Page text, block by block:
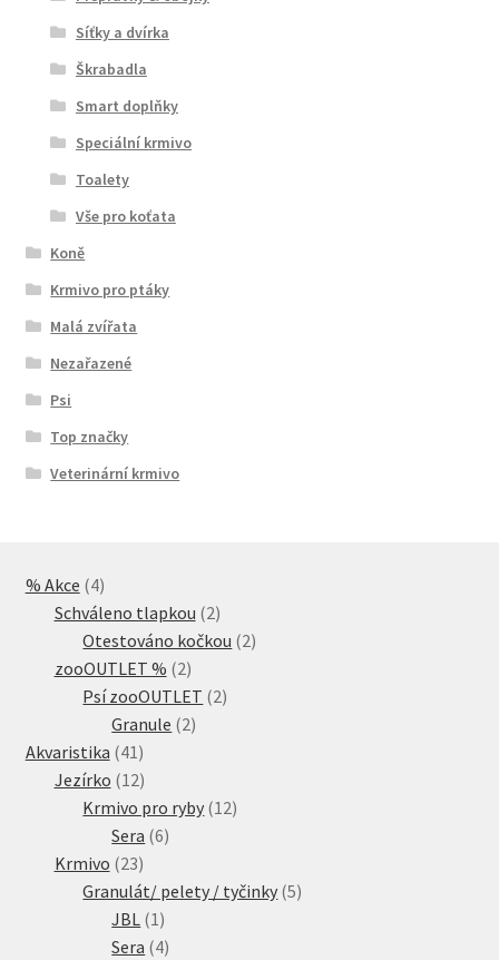
Síťky a dvírka
Škrabadla
Smart doplňky
Speciální krmivo
Toalety
Vše pro koťata
Koně
Krmivo pro ptáky
Malá zvířata
Nezařazené
Psi
Top značky
Veterinární krmivo
% Akce 44
produkty
Schváleno tlapkou 22
produkty
Otestováno kočkou 22
zooOUTLET % 22
produkty
Psí zooOUTLET 22
Granule 22
Akvaristika 41 41
produktů
Jezírko 1212
produktů
Krmivo pro ryby 1212
Sera 66
Krmivo 2323
produktů
Granulát/ pelety / tyčinky 55
JBL 1 1
produkt
Sera 44